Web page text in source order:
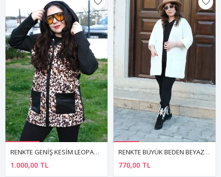
RENKTE GENİŞ KESİM LEOPAR DETAY CEPLİ CEKET
1.000,00 TL
RENKTE BÜYÜK BEDEN BEYAZ CEPLİ HIRKA & CEKET
770,00 TL